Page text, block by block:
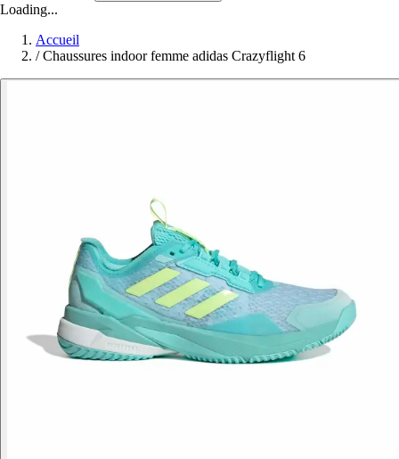
Loading...
Accueil
/ Chaussures indoor femme adidas Crazyflight 6